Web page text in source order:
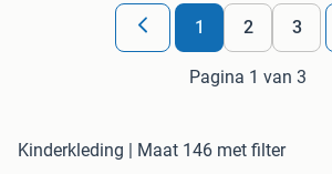
1 2 3
Pagina 1 van 3
Kinderkleding | Maat 146 met filter